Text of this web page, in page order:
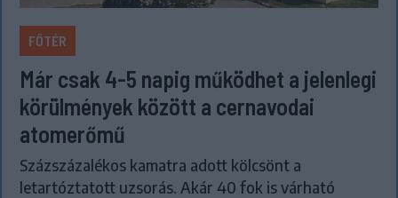
FŐTÉR
Már csak 4-5 napig működhet a jelenlegi
körülmények között a cernavodai
atomerőmű
Százszázalékos kamatra adott kölcsönt a
letartóztatott uzsorás. Akár 40 fok is várható